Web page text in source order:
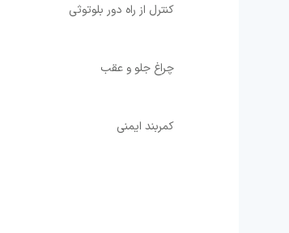
⁩کنترل از راه دور بلوتوثی ⁦ ⁦
⁩چراغ جلو و عقب ⁦
⁩کمربند ایمنی